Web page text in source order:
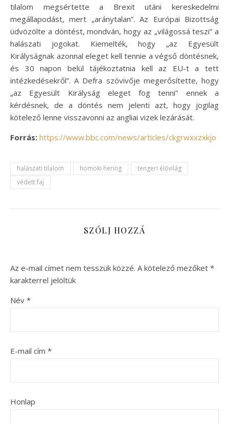
tilalom megsértette a Brexit utáni kereskedelmi
megállapodást, mert „aránytalan”. Az Európai Bizottság
üdvözölte a döntést, mondván, hogy az „világossá teszi” a
halászati jogokat. Kiemelték, hogy „az Egyesült
Királyságnak azonnal eleget kell tennie a végső döntésnek,
és 30 napon belül tájékoztatnia kell az EU-t a tett
intézkedésekről”. A Defra szóvivője megerősítette, hogy
„az Egyesült Királyság eleget fog tenni” ennek a
kérdésnek, de a döntés nem jelenti azt, hogy jogilag
kötelező lenne visszavonni az angliai vizek lezárását.
Forrás: https://www.bbc.com/news/articles/ckgrwxxzxkjo
halászati tilalom homoki hering
tengeri élővilág
védett faj
SZÓLJ HOZZÁ
Az e-mail címet nem tesszük közzé. A kötelező mezőket *
karakterrel jelöltük
Név *
E-mail cím *
Honlap